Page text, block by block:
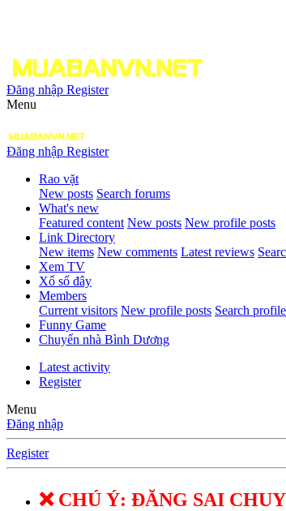
Đăng nhập Register
Menu
Đăng nhập Register
Rao vặt
New posts Search forums
What's new
Featured content New posts New profile posts
Link Directory
New items New comments Latest reviews
Xem TV
Xổ số đây
Members
Current visitors New profile posts Search
Funny Game
Chuyển nhà Bình Dương
Latest activity
Register
Menu
Đăng nhập
Register
❌ CHÚ Ý: ĐĂNG SAI